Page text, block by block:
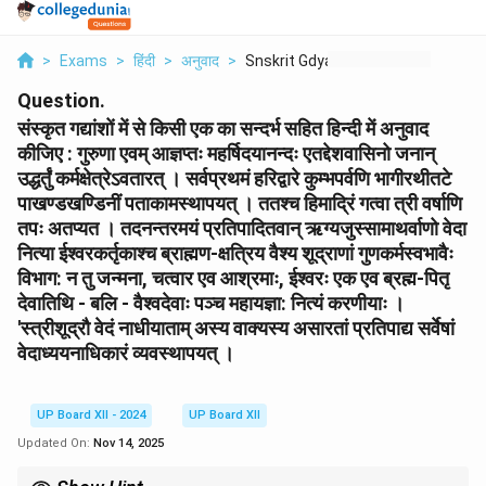
> Exams > हिंदी > अनुवाद > Snskrit Gdyanshon Me...
Question.
संस्कृत गद्यांशों में से किसी एक का सन्दर्भ सहित हिन्दी में अनुवाद
कीजिए : गुरुणा एवम् आज्ञप्तः महर्षिदयानन्दः एतद्देशवासिनो जनान्
उद्धर्तुं कर्मक्षेत्रेऽवतारत् । सर्वप्रथमं हरिद्वारे कुम्भपर्वणि भागीरथीतटे
पाखण्डखण्डिनीं पताकामस्थापयत् । ततश्च हिमाद्रिं गत्वा त्री वर्षाणि
तपः अतप्यत । तदनन्तरमयं प्रतिपादितवान् ऋग्यजुस्सामाथर्वाणो वेदा
नित्या ईश्वरकर्तृकाश्च ब्राह्मण-क्षत्रिय वैश्य शूद्राणां गुणकर्मस्वभावैः
विभाग: न तु जन्मना, चत्वार एव आश्रमाः, ईश्वरः एक एव ब्रह्म-पितृ
देवातिथि - बलि - वैश्वदेवाः पञ्च महायज्ञा: नित्यं करणीयाः ।
'स्त्रीशूद्रौ वेदं नाधीयाताम् अस्य वाक्यस्य असारतां प्रतिपाद्य सर्वेषां
वेदाध्ययनाधिकारं व्यवस्थापयत् ।
UP Board XII - 2024
UP Board XII
Updated On: Nov 14, 2025